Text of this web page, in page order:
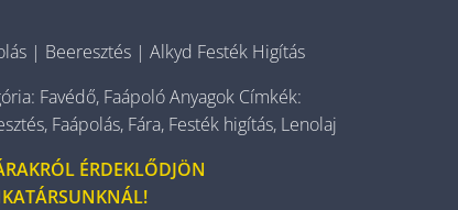
| Beeresztés | Alkyd Festék Higítás
Favédő, Faápoló Anyagok Címkék:
Faápolás, Fára, Festék higítás, Lenolaj
ÉRDEKLŐDJÖN